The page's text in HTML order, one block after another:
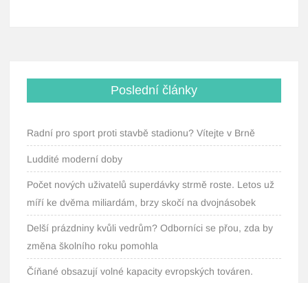
Poslední články
Radní pro sport proti stavbě stadionu? Vítejte v Brně
Luddité moderní doby
Počet nových uživatelů superdávky strmě roste. Letos už
míří ke dvěma miliardám, brzy skočí na dvojnásobek
Delší prázdniny kvůli vedrům? Odborníci se přou, zda by
změna školního roku pomohla
Číňané obsazují volné kapacity evropských továren.